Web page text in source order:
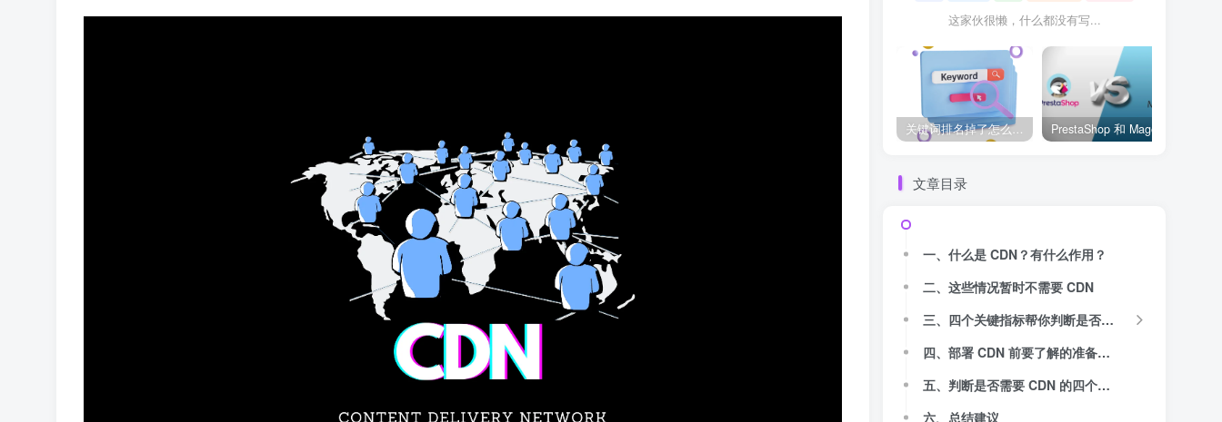
这家伙很懒，什么都没有写...
关键词排名掉了怎么办？用关键词排名软件快速诊断问题
文章目录
一、什么是 CDN？有什么作用？
二、这些情况暂时不需要 CDN
三、四个关键指标帮你判断是否需要 CDN
四、部署 CDN 前要了解的准备事项
五、判断是否需要 CDN 的四个核心问题
六、总结建议